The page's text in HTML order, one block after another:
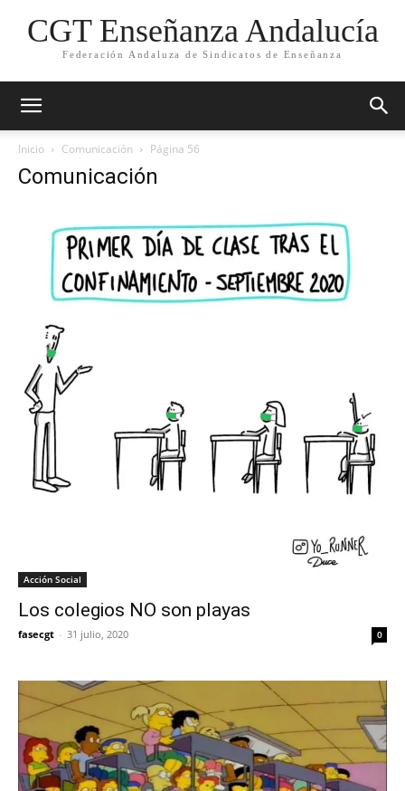
CGT Enseñanza Andalucía
Federación Andaluza de Sindicatos de Enseñanza
Inicio Comunicación Página 56
Comunicación
Acción Social
Los colegios NO son playas
fasecgt - 31 julio, 2020 0